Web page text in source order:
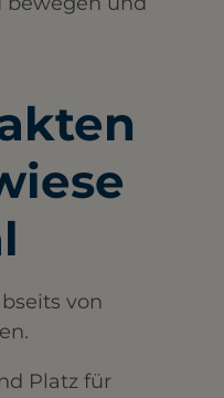
von
Platz für